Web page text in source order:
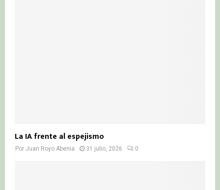
La IA frente al espejismo
Por Juan Royo Abenia 31 julio, 2026 0